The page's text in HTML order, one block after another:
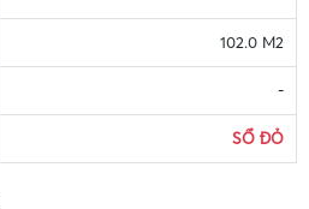
102.0 M2
-
SỔ ĐỎ